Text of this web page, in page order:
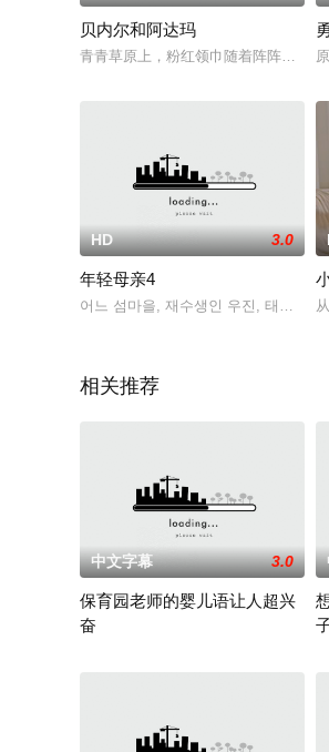
贝内尔和阿达玛
青青草原上，粉红领巾随着阵阵徐风
HD 3.0
年轻母亲4
어느 섬마을, 재수생인 우진, 태식의
相关推荐
中文字幕 3.0
保育园老师的婴儿语让人超兴
奋